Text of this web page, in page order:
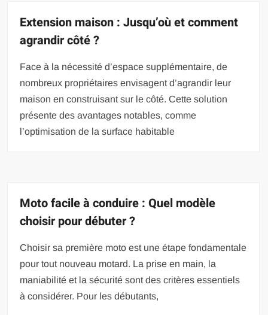
Extension maison : Jusqu’où et comment
agrandir côté ?
Face à la nécessité d’espace supplémentaire, de
nombreux propriétaires envisagent d’agrandir leur
maison en construisant sur le côté. Cette solution
présente des avantages notables, comme
l’optimisation de la surface habitable
Moto facile à conduire : Quel modèle
choisir pour débuter ?
Choisir sa première moto est une étape fondamentale
pour tout nouveau motard. La prise en main, la
maniabilité et la sécurité sont des critères essentiels
à considérer. Pour les débutants,